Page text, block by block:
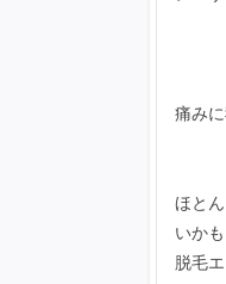
痛み
ほと
いか
脱毛